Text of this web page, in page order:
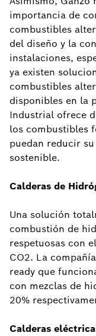
importancia de
combustibles
del diseño y la
instalaciones,
ya existen
combustibles
disponibles en la
Industrial ofrece
los combustibles
puedan reducir
sostenible.
Calderas de
Una solución
combustión de
respetuosas con
CO2. La
ready que
con mezclas de
20%
Calderas